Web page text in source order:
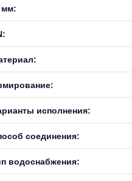
мм:
исполнения:
соединения:
водоснабжения: